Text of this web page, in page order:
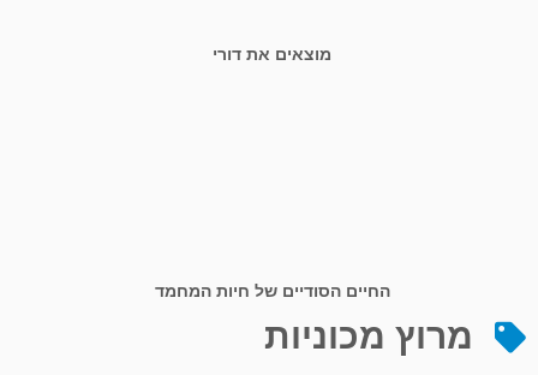
מוצאים את דורי
החיים הסודיים של חיות המחמד
מרוץ מכוניות